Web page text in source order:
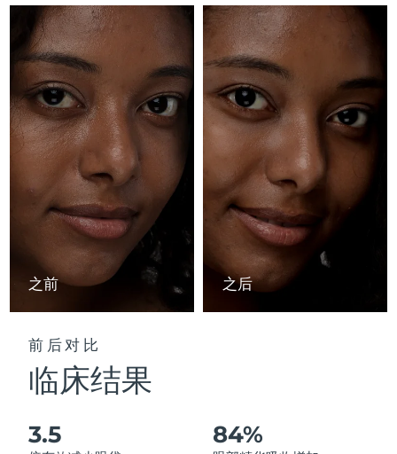
之前 之后
前后对比
临床结果
3.5 84%
ESPADA™ 设备
All acne treatment devices
眼部护理设备
All revitalizing eye massagers
KIWI™ 皮肤护理
Advanced pore care essentials
LUNA™ Dual-Peptide Scalp
Serum
For healthy hair
issa™ Teeth Whitening Gel
18% PAP
护肤品 男士
全部购买
FOREO APP
马恩岛 预计送达日期 8/12/26
以色列 预计送达日期
意大利 预计送达日期 8/10/26
日本 预计送达日期 8/13/26
泽西岛 预计送达日期
哈萨克斯坦 预计送达日期
科威特 预计送达日期8/10/26
拉脱维亚 预计送达日期8/10/26
黎巴嫩
立陶宛
卢森堡 预计送达日期